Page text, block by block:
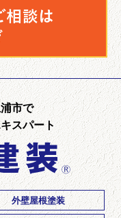
市で
スパート
外壁屋根塗装